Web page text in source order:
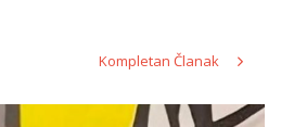
Kompletan Članak